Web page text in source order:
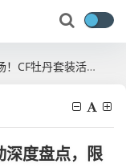
度盘点，限定美学、专属福利及获取攻略
深度盘点，限